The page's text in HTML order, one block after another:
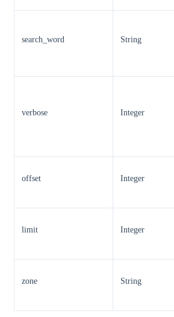
search_word String
verbose Integer
offset Integer
limit Integer
zone String